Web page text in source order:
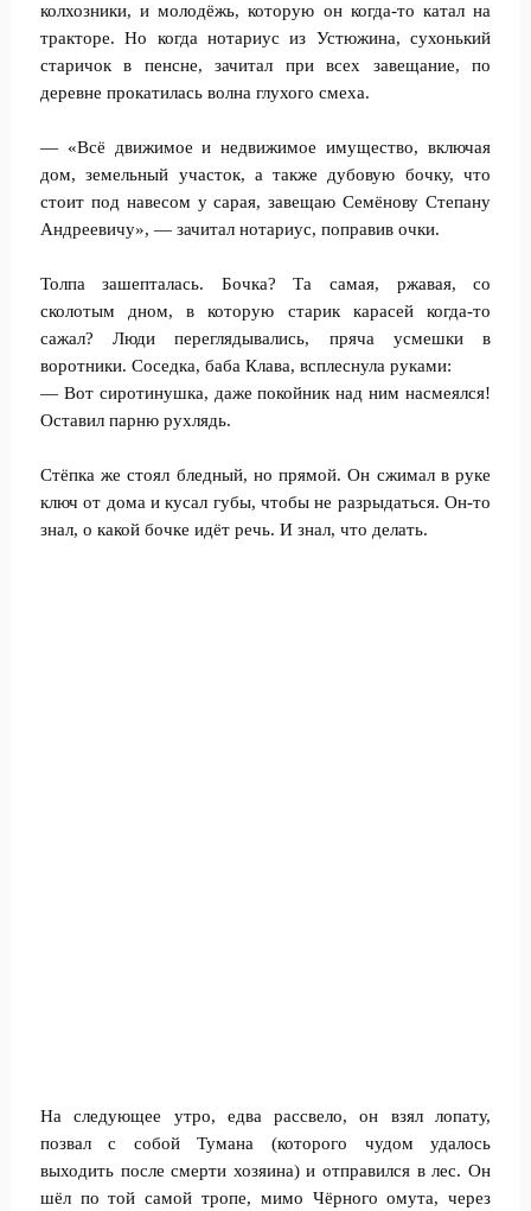
колхозники, и молодёжь, которую он когда-то катал на
тракторе. Но когда нотариус из Устюжина, сухонький
старичок в пенсне, зачитал при всех завещание, по
деревне прокатилась волна глухого смеха.
— «Всё движимое и недвижимое имущество, включая
дом, земельный участок, а также дубовую бочку, что
стоит под навесом у сарая, завещаю Семёнову Степану
Андреевичу», — зачитал нотариус, поправив очки.
Толпа зашепталась. Бочка? Та самая, ржавая, со
сколотым дном, в которую старик карасей когда-то
сажал? Люди переглядывались, пряча усмешки в
воротники. Соседка, баба Клава, всплеснула руками:
— Вот сиротинушка, даже покойник над ним насмеялся!
Оставил парню рухлядь.
Стёпка же стоял бледный, но прямой. Он сжимал в руке
ключ от дома и кусал губы, чтобы не разрыдаться. Он-то
знал, о какой бочке идёт речь. И знал, что делать.
На следующее утро, едва рассвело, он взял лопату,
позвал с собой Тумана (которого чудом удалось
выходить после смерти хозяина) и отправился в лес. Он
шёл по той самой тропе, мимо Чёрного омута, через